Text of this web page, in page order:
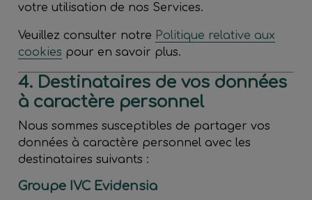
votre utilisation de nos Services.
Veuillez consulter notre Politique relative aux
cookies pour en savoir plus.
4. Destinataires de vos données
à caractère personnel
Nous sommes susceptibles de partager vos
données à caractère personnel avec les
destinataires suivants :
Groupe IVC Evidensia